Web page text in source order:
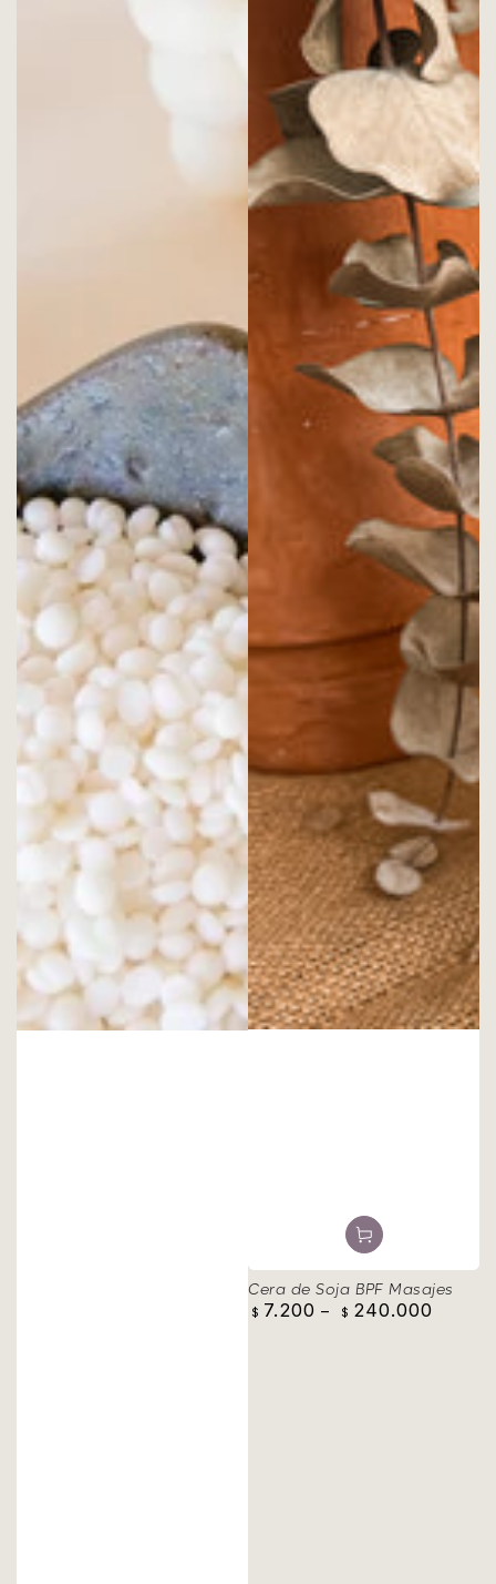
Cera de Soja BPF Masajes
Precio
$ 7.200 $ 240.000